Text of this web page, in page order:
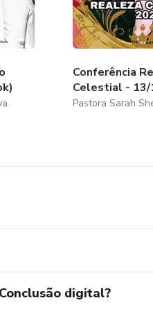
Conferência
Celestial -
Pastora Sarah
digital?